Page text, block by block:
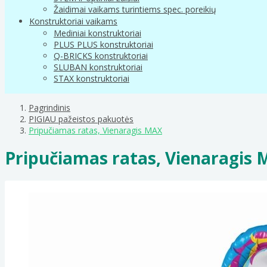
Žaidimai vaikams turintiems spec. poreikių
Konstruktoriai vaikams
Mediniai konstruktoriai
PLUS PLUS konstruktoriai
Q-BRICKS konstruktoriai
SLUBAN konstruktoriai
STAX konstruktoriai
Pagrindinis
PIGIAU pažeistos pakuotės
Pripučiamas ratas, Vienaragis MAX
Pripučiamas ratas, Vienaragis